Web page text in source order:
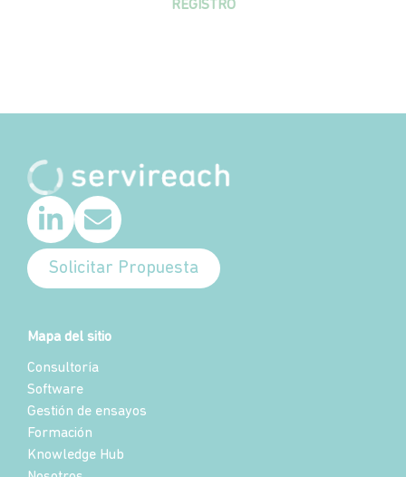
REGISTRO
Solicitar Propuesta
Mapa del sitio
Consultoría
Software
Gestión de ensayos
Formación
Knowledge Hub